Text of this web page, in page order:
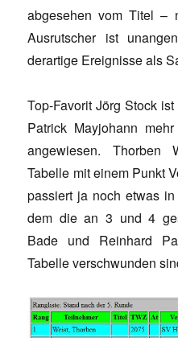
abgesehen vom Titel –
Ausrutscher ist
derartige Ereignisse als
Top-Favorit Jörg Stock
Patrick Mayjohann
angewiesen. Thorben
Tabelle mit einem Punkt
passiert ja noch etwas
dem die an 3 und 4
Bade und Reinhard
Tabelle verschwunden